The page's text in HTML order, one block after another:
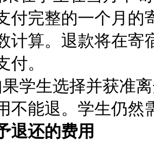
付完整的一个月的
计算。退款将在寄
付。
生选择并获准离
不能退。学生仍然
退还的费用